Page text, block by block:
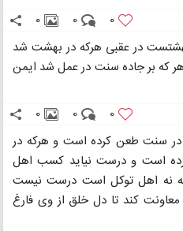
0
0
0
در عقبی هرکه در بهشت شد
که بر جاده سنت در عمل شد ایمن
0
0
0
سنت طعن کرده است و هرکه در
است و درست نیاید کسب اهل
نه اهل توکل است درست نیست
کند تا دل خلق از وی فارغ